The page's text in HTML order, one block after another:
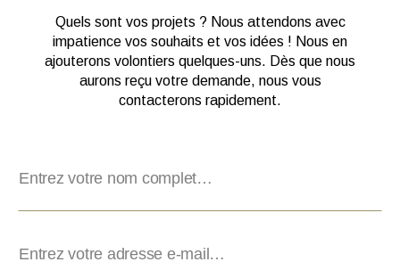
Quels sont vos projets ? Nous attendons avec
impatience vos souhaits et vos idées ! Nous en
ajouterons volontiers quelques-uns. Dès que nous
aurons reçu votre demande, nous vous
contacterons rapidement.